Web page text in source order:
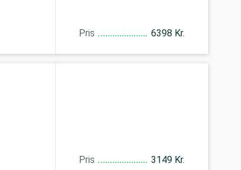
Pris 6398 Kr.
Pris 3149 Kr.